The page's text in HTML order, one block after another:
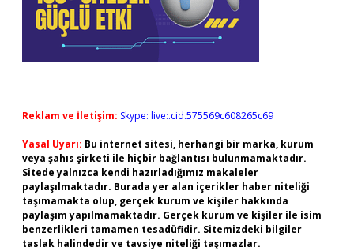
Reklam ve İletişim: Skype: live:.cid.575569c608265c69
Yasal Uyarı: Bu internet sitesi, herhangi bir marka, kurum
veya şahıs şirketi ile hiçbir bağlantısı bulunmamaktadır.
Sitede yalnızca kendi hazırladığımız makaleler
paylaşılmaktadır. Burada yer alan içerikler haber niteliği
taşımamakta olup, gerçek kurum ve kişiler hakkında
paylaşım yapılmamaktadır. Gerçek kurum ve kişiler ile isim
benzerlikleri tamamen tesadüfidir. Sitemizdeki bilgiler
taslak halindedir ve tavsiye niteliği taşımazlar.